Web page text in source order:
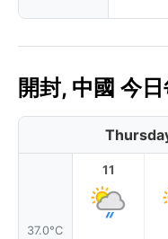
開封, 中國 今
37.0°C
11